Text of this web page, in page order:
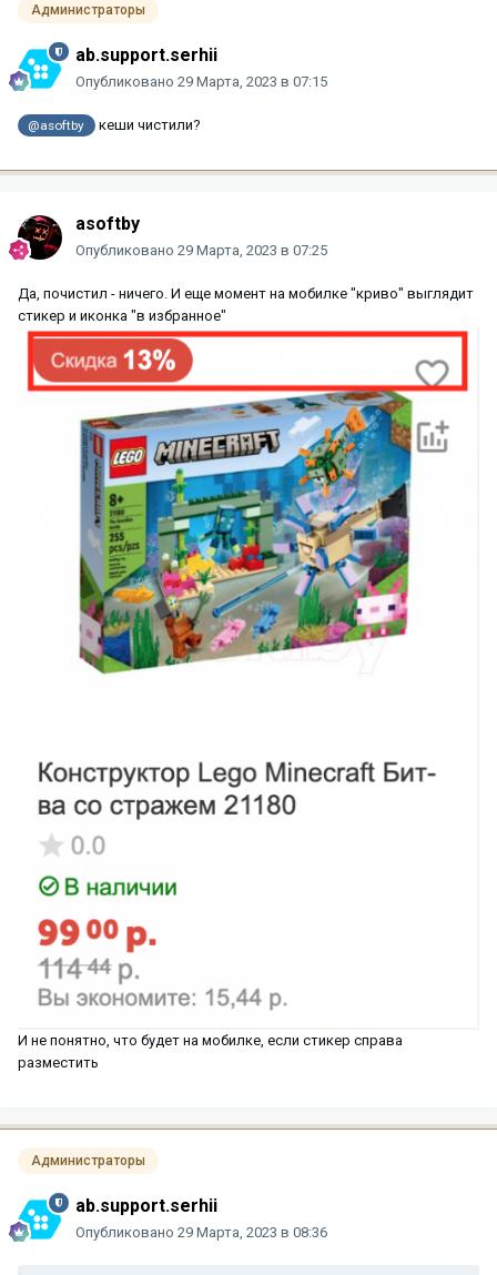
Администраторы
ab.support.serhii
Опубликовано 29 Марта, 2023 в 07:15
@asoftby кеши чистили?
asoftby
Опубликовано 29 Марта, 2023 в 07:25
Да, почистил - ничего. И еще момент на мобилке "криво" выглядит
стикер и иконка "в избранное"
И не понятно, что будет на мобилке, если стикер справа
разместить
Администраторы
ab.support.serhii
Опубликовано 29 Марта, 2023 в 08:36